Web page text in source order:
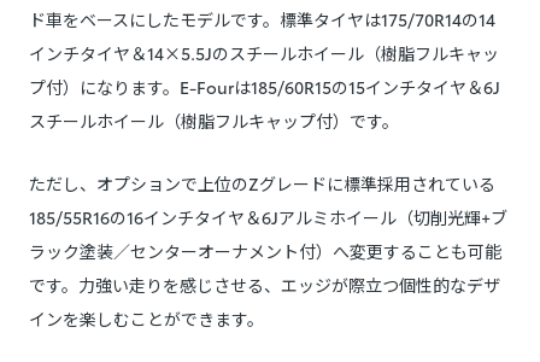
ド車をベースにしたモデルです。標準タイヤは175/70R14の14
インチタイヤ＆14×5.5Jのスチールホイール（樹脂フルキャッ
プ付）になります。E-Fourは185/60R15の15インチタイヤ＆6J
スチールホイール（樹脂フルキャップ付）です。
ただし、オプションで上位のZグレードに標準採用されている
185/55R16の16インチタイヤ＆6Jアルミホイール（切削光輝+ブ
ラック塗装／センターオーナメント付）へ変更することも可能
です。力強い走りを感じさせる、エッジが際立つ個性的なデザ
インを楽しむことができます。